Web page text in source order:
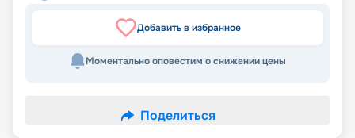
Добавить в избранное
Моментально оповестим о снижении цены
Поделиться